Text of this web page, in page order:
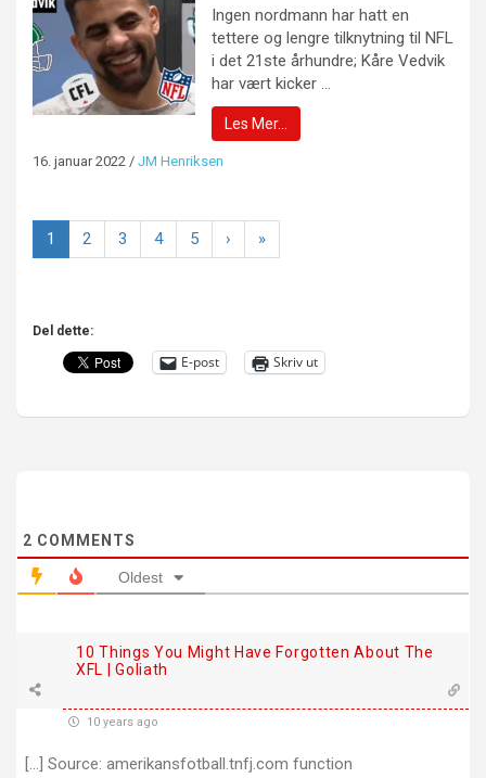
Ingen nordmann har hatt en
tettere og lengre tilknytning til NFL
i det 21ste århundre; Kåre Vedvik
har vært kicker ...
Les Mer…
16. januar 2022 / JM Henriksen
1 2 3 4 5 › »
Del dette:
E-post Skriv ut
2 COMMENTS
Oldest
10 Things You Might Have Forgotten About The
XFL | Goliath
10 years ago
[…] Source: amerikansfotball.tnfj.com function